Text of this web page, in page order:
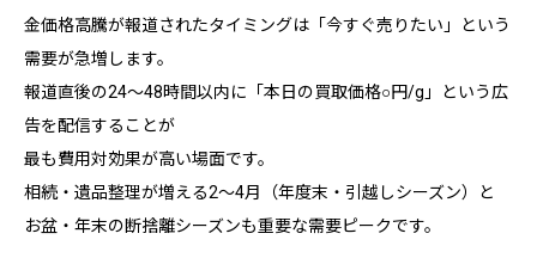
金価格高騰が報道されたタイミングは「今すぐ売りたい」という
需要が急増します。
報道直後の24〜48時間以内に「本日の買取価格○円/g」という広
告を配信することが
最も費用対効果が高い場面です。
相続・遺品整理が増える2〜4月（年度末・引越しシーズン）と
お盆・年末の断捨離シーズンも重要な需要ピークです。